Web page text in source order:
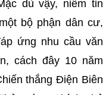
dù vậy, niềm tin
bộ phận dân cư,
ứng nhu cầu văn
cách đây 10 năm
thắng Điện Biên